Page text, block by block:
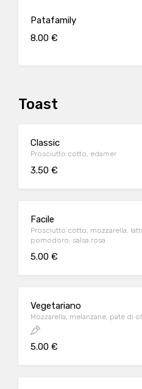
Patafamily
8.00 €
Toast
Classic
Prosciutto cotto, edamer
3.50 €
Facile
Prosciutto cotto, mozzarella,
pomodoro, salsa rosa
5.00 €
Vegetariano
Mozzarella, melanzane, patè di
5.00 €